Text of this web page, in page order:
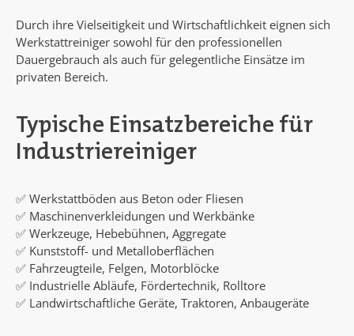
Durch ihre Vielseitigkeit und Wirtschaftlichkeit eignen sich
Werkstattreiniger sowohl für den professionellen
Dauergebrauch als auch für gelegentliche Einsätze im
privaten Bereich.
Typische Einsatzbereiche für
Industriereiniger
✅ Werkstattböden aus Beton oder Fliesen
✅ Maschinenverkleidungen und Werkbänke
✅ Werkzeuge, Hebebühnen, Aggregate
✅ Kunststoff- und Metalloberflächen
✅ Fahrzeugteile, Felgen, Motorblöcke
✅ Industrielle Abläufe, Fördertechnik, Rolltore
✅ Landwirtschaftliche Geräte, Traktoren, Anbaugeräte